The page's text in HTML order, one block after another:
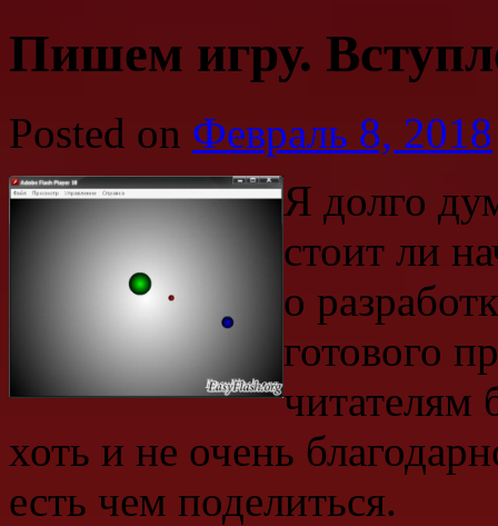
Пишем игру.
Posted on Февраль 8, 2018
Я долго
стоит ли
о
готового
читателям
хоть и не очень
есть чем поделиться.